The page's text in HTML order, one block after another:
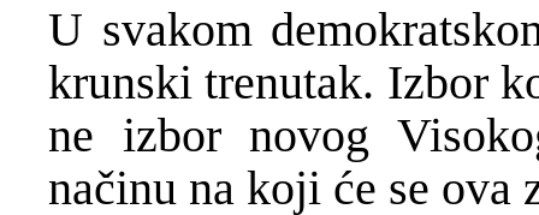
U svakom
krunski trenutak. Izbor
ne izbor novog
načinu na koji će se ova